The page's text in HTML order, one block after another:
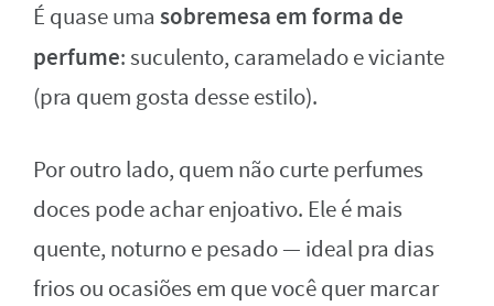
É quase uma sobremesa em forma de
perfume: suculento, caramelado e viciante
(pra quem gosta desse estilo).
Por outro lado, quem não curte perfumes
doces pode achar enjoativo. Ele é mais
quente, noturno e pesado — ideal pra dias
frios ou ocasiões em que você quer marcar